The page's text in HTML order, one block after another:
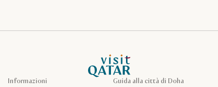
Pagina iniziale Visit Qatar
Guida alla città di Doha
Informazioni